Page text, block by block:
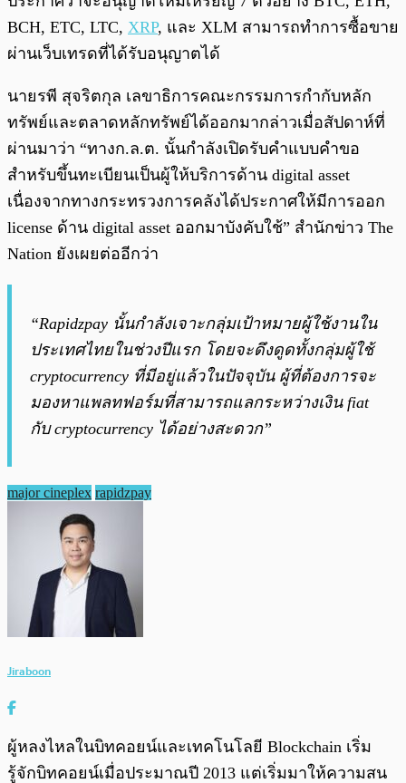
BCH, ETC, LTC, XRP, และ XLM สามารถทำการซื้อขาย
ผ่านเว็บเทรดที่ได้รับอนุญาตได้
นายรพี สุจริตกุล เลขาธิการคณะกรรมการกำกับหลัก
ทรัพย์และตลาดหลักทรัพย์ได้ออกมากล่าวเมื่อสัปดาห์ที่
ผ่านมาว่า “ทางก.ล.ต. นั้นกำลังเปิดรับคำแบบคำขอ
สำหรับขึ้นทะเบียนเป็นผู้ให้บริการด้าน digital asset
เนื่องจากทางกระทรวงการคลังได้ประกาศให้มีการออก
license ด้าน digital asset ออกมาบังคับใช้” สำนักข่าว The
Nation ยังเผยต่ออีกว่า
“Rapidzpay นั้นกำลังเจาะกลุ่มเป้าหมายผู้ใช้งานใน
ประเทศไทยในช่วงปีแรก โดยจะดึงดูดทั้งกลุ่มผู้ใช้
cryptocurrency ที่มีอยู่แล้วในปัจจุบัน ผู้ที่ต้องการจะ
มองหาแพลทฟอร์มที่สามารถแลกระหว่างเงิน fiat
กับ cryptocurrency ได้อย่างสะดวก”
major cineplex rapidzpay
Jiraboon
ผู้หลงไหลในบิทคอยน์และเทคโนโลยี Blockchain เริ่ม
รู้จักบิทคอยน์เมื่อประมาณปี 2013 แต่เริ่มมาให้ความสน